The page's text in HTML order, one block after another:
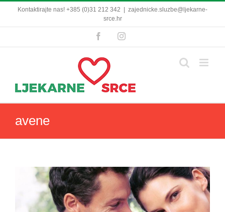
content
Kontaktirajte nas! +385 (0)31 212 342
zajednicke.sluzbe@ljekarne-
srce.hr
FacebookInstagram
avene